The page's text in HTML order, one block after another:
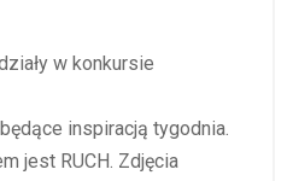
w konkursie
inspiracją tygodnia.
jest RUCH. Zdjęcia